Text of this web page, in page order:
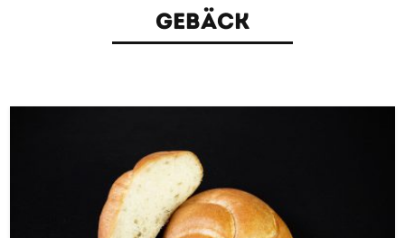
FILIALEN
BROTWAY
VORBESTELLUNG
NEWS
KARRIERE
GEBÄCK